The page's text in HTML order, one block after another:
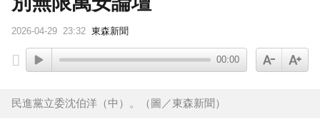
2026-04-29 23:32 東森新聞
00:00
民進黨立委沈伯洋（中）。（圖／東森新聞）